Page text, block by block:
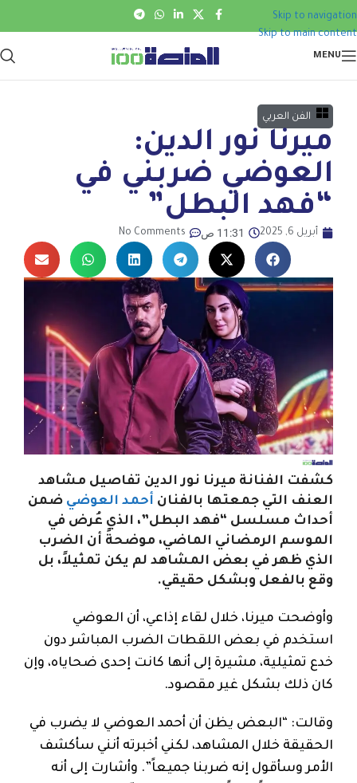
Skip to navigation
Skip to main content
MENU
الفن العربي
ميرنا نور الدين:
العوضي ضربني في
“فهد البطل”
أبريل 6, 2025 11:31 ص No Comments
كشفت الفنانة ميرنا نور الدين تفاصيل مشاهد
العنف التي جمعتها بالفنان أحمد العوضي ضمن
أحداث مسلسل “فهد البطل”، الذي عُرض في
الموسم الرمضاني الماضي، موضحةً أن الضرب
الذي ظهر في بعض المشاهد لم يكن تمثيلاً، بل
وقع بالفعل وبشكل حقيقي.
وأوضحت ميرنا، خلال لقاء إذاعي، أن العوضي
استخدم في بعض اللقطات الضرب المباشر دون
خدع تمثيلية، مشيرة إلى أنها كانت إحدى ضحاياه، وإن
كان ذلك بشكل غير مقصود.
وقالت: “البعض يظن أن أحمد العوضي لا يضرب في
الحقيقة خلال المشاهد، لكني أخبرته أنني سأكشف
الأمر وسأقول إنه ضربنا جميعاً”. وأشارت إلى أنه